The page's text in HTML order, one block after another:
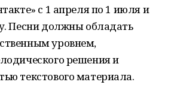
с 1 апреля по 1 июля и
Песни должны обладать
уровнем,
решения и
текстового материала.